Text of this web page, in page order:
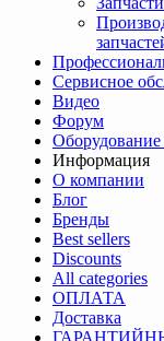
Сервисное
Видео
Форум
Оборудование
Информация
О компании
Блог
Бренды
Best sellers
Discounts
All categories
ОПЛАТА
Доставка